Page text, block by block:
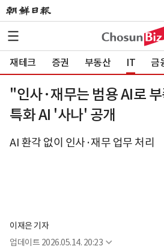
재테크 증권 부동산 IT 금
"인사·재무는 범용 AI로
특화 AI '사나' 공개
AI 환각 없이 인사·재무 업무 처리
이재은 기자
업데이트 2026.05.14. 20:23